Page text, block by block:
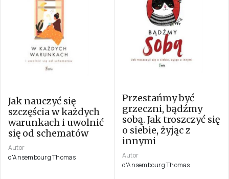
Jak nauczyć się
szczęścia w każdych
warunkach i uwolnić
się od schematów
Autor
d'Ansembourg Thomas
Przestańmy być
grzeczni, bądźmy
sobą. Jak troszczyć się
o siebie, żyjąc z
innymi
Autor
d'Ansembourg Thomas